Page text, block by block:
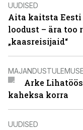
UUDISED
Aita kaitsta Eesti
loodust – ära
„kaasreisijaid“
Arke
kaheksa korra
UUDISED